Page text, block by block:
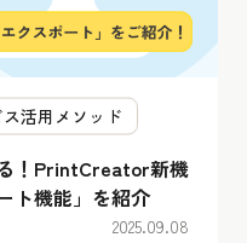
活用メソッド
！PrintCreator新機
ト機能」を紹介
2025.09.08